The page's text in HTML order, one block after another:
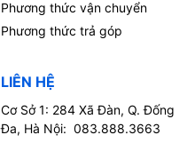
Phương thức vận chuyển
Phương thức trả góp
LIÊN HỆ
Cơ Sở 1: 284 Xã Đàn, Q. Đống
Đa, Hà Nội: 083.888.3663